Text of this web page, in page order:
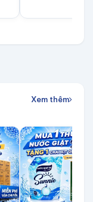
Xem thêm